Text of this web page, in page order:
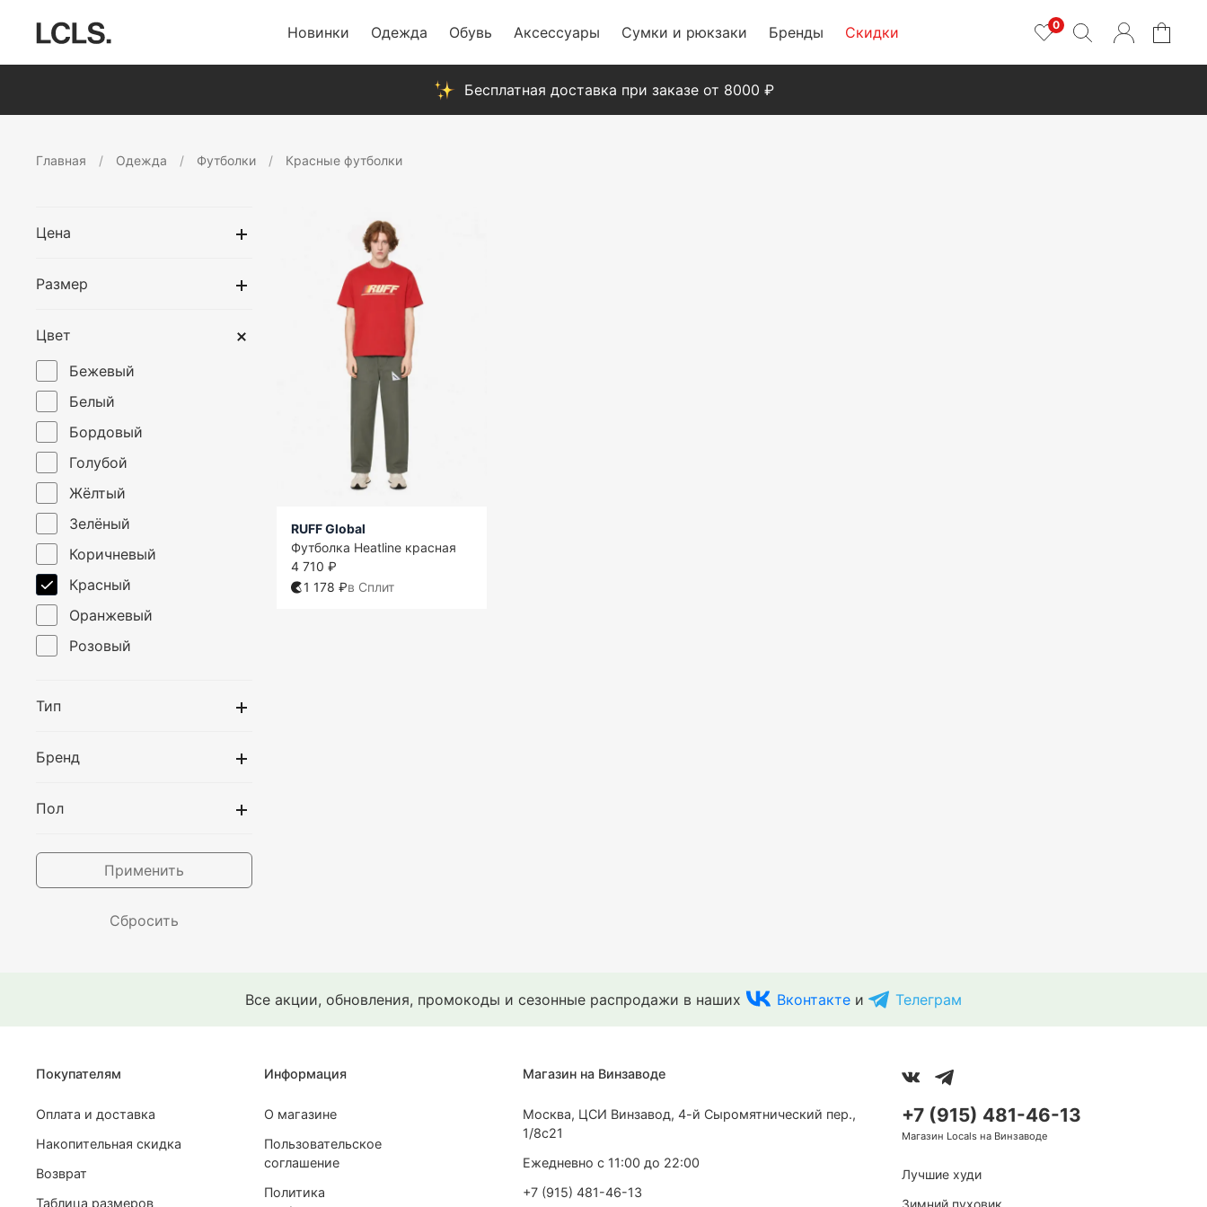
0
Новинки Одежда Обувь Аксессуары Сумки и рюкзаки Бренды Скидки
Бесплатная доставка при заказе от 8000 ₽
Главная Одежда Футболки Красные футболки
Цена
Размер
Цвет
Бежевый
Белый
Бордовый
Голубой
Жёлтый
Зелёный
Коричневый
Красный
Оранжевый
Розовый
Хаки
Тип
Бренд
Пол
Применить
Сбросить
RUFF Global
Футболка Heatline красная
4 710 ₽
1 178 ₽в Сплит
Все акции, обновления, промокоды и сезонные распродажи в наших Вконтакте и Телеграм
Покупателям
Оплата и доставка
Накопительная скидка
Возврат
Таблица размеров
Информация
О магазине
Пользовательское
соглашение
Политика
Магазин на Винзаводе
Москва, ЦСИ Винзавод, 4-й Сыромятнический пер.,
1/8с21
Ежедневно с 11:00 до 22:00
+7 (915) 481-46-13
+7 (915) 481-46-13
Магазин Locals на Винзаводе
Лучшие худи
Зимний пуховик